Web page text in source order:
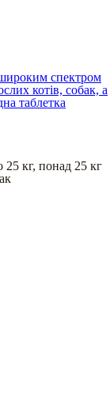
спектром
котів, собак, а
таблетка
25 кг, понад 25 кг